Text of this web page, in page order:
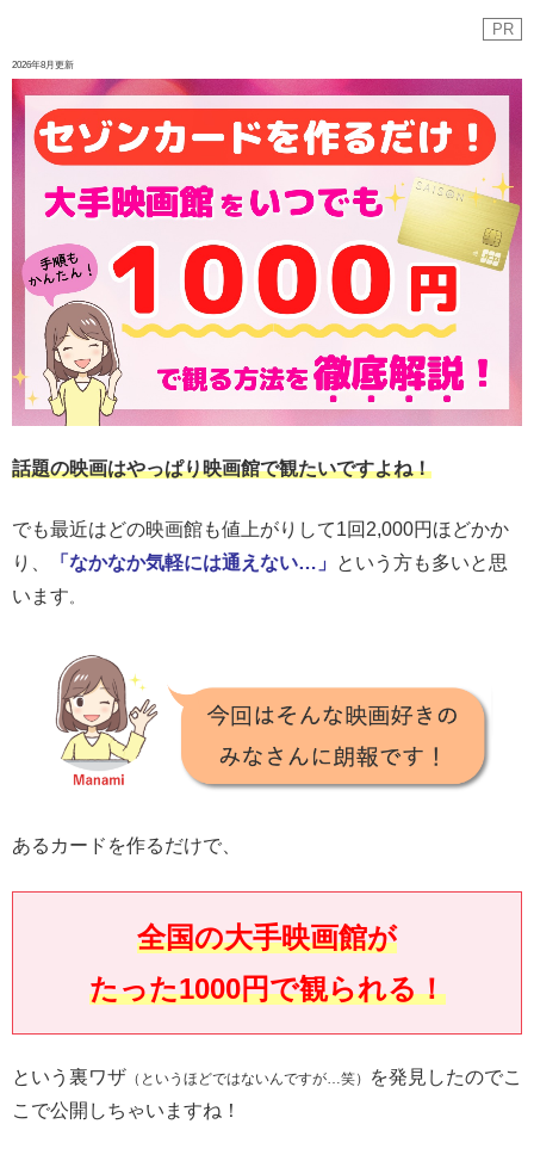
PR
2026年8月更新
話題の映画はやっぱり映画館で観たいですよね！
でも最近はどの映画館も値上がりして1回2,000円ほどかか
り、
「なかなか気軽には通えない…」
という方も多いと思
います。
あるカードを作るだけで、
全国の大手映画館が
たった1000円で観られる！
という裏ワザ （というほどではないんですが…笑）
を発見したのでこ
こで公開しちゃいますね！